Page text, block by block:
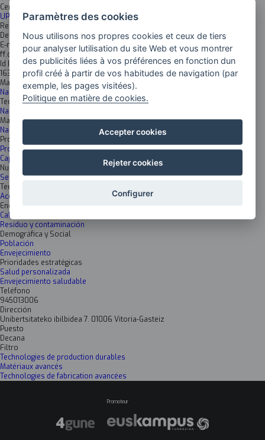
Centro
UPV EHU Farmacia
Responsable
Decano/a de la Facultad
E-mail
ff.dekano@ehu.eus
Id Inkesta
1630
Materiales avanzados
Nanomateriales
Tecnologías Fabricación Avanzada
Nanotecnología
Materiales Avanzados huella cero
Nanomateriales
Producto inteligente
Productos activos
Captura y gestión de datos de productos en servicio
Nuevos modelos de negocio y servicios basados en el dato
Servicios asociados a los datos de producto en operación
Tecnológico-Digital
Acceso y utilización de los datos
Energético-Medioambiental
Calentamiento Global
Residuo y contaminación
Demográfica y Social
Población
Envejecimiento
Prioridades estratégicas
Salud personalizada
Envejecimiento saludable
Teléfono
945013006
Dirección
Unibertsitateko ibilbidea 7. 01006 Vitoria-Gasteiz
Puesto
Decana
Filtro
Technologies de production durables
Matériaux avancés
Technologies de fabrication avancées
Promoteur
Paramètres des cookies
Nous utilisons nos propres cookies et ceux de tiers
pour analyser lutilisation du site Web et vous montrer
des publicités liées à vos préférences en fonction dun
profil créé à partir de vos habitudes de navigation (par
exemple, les pages visitées).
Politique en matière de cookies.
Accepter cookies
Rejeter cookies
Configurer